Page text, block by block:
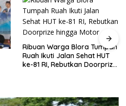
Ribuan Warga Blora Tumpah
Ruah Ikuti Jalan Sehat HUT
ke-81 RI, Rebutkan Doorprize